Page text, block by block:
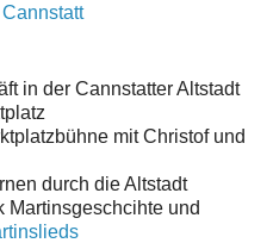
in der Cannstatter Altstadt
mit Christof und
durch die Altstadt
Martinsgeschcihte und